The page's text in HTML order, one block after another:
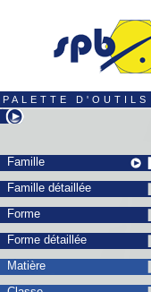
PALETTE D'OUTILS
Famille
Famille détaillée
Forme
Forme détaillée
Matière